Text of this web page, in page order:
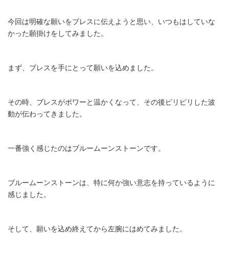
今回は明確な願いをブレスに伝えようと思い、いつもはしていな
かった願掛けをしてみました。
まず、ブレスを手にとって願いを込めました。
その時、ブレスがポワーと温かくなって、その後ピリピリした波
動が伝わってきました。
一番強く感じたのはブルームーンストーンです。
ブルームーンストーンは、特に何か強い意志を持っているように
感じました。
そして、願いを込め終えてから左腕にはめてみました。